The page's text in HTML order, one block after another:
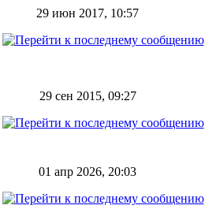
29 июн 2017, 10:57
29 сен 2015, 09:27
01 апр 2026, 20:03